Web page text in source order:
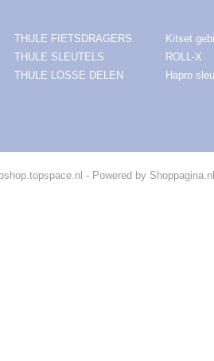
THULE FIETSDRAGERS
THULE SLEUTELS
THULE LOSSE DELEN
Kitset
ROLL-X
Hapro
- Powered by Shoppagina.nl